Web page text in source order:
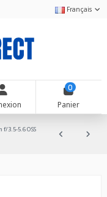
Français
0
Panier
f/3.5-5.6 OSS